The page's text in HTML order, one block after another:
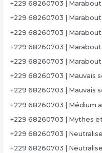
+229 68260703 |
+229 68260703 |
+229 68260703 |
+229 68260703 |
+229 68260703 |
+229 68260703 | Mauvais
+229 68260703 | Mauvais
+229 68260703 | Médium
+229 68260703 | Mythes
+229 68260703 |
+229 68260703 |